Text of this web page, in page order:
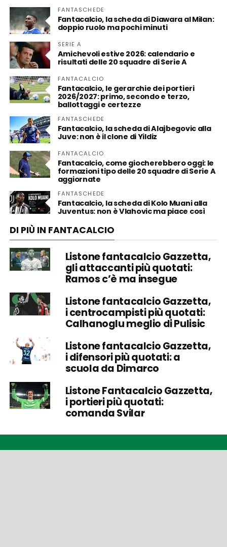
FANTASCHEDE
Fantacalcio, la scheda di Diawara al Milan:
doppio ruolo ma pochi minuti
SERIE A
Amichevoli estive 2026: calendario e
risultati delle 20 squadre di Serie A
FANTACALCIO
Fantacalcio, le gerarchie dei portieri
2026/2027: primo, secondo e terzo,
ballottaggi e certezze
FANTASCHEDE
Fantacalcio, la scheda di Alajbegovic alla
Juve: non è il clone di Yildiz
FANTACALCIO
Fantacalcio, come giocherebbero oggi: le
formazioni tipo delle 20 squadre di Serie A
aggiornate
FANTASCHEDE
Fantacalcio, la scheda di Kolo Muani alla
Juventus: non è Vlahovic ma piace così
DI PIÙ IN FANTACALCIO
Listone fantacalcio Gazzetta,
gli attaccanti più quotati:
Ramos c’è ma insegue
Listone fantacalcio Gazzetta,
i centrocampisti più quotati:
Calhanoglu meglio di Pulisic
Listone fantacalcio Gazzetta,
i difensori più quotati: a
scuola da Dimarco
Listone Fantacalcio Gazzetta,
i portieri più quotati:
comanda Svilar